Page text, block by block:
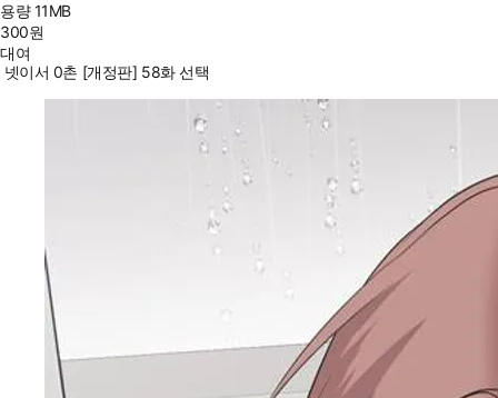
용량11MB
300원
대여
넷이서 0촌 [개정판] 58화 선택